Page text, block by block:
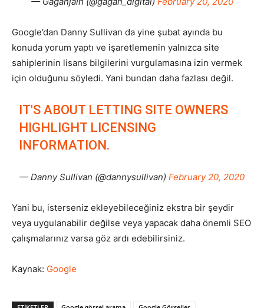
Google’dan Danny Sullivan da yine şubat ayında bu
konuda yorum yaptı ve işaretlemenin yalnızca site
sahiplerinin lisans bilgilerini vurgulamasına izin vermek
için olduğunu söyledi. Yani bundan daha fazlası değil.
IT'S ABOUT LETTING SITE OWNERS
HIGHLIGHT LICENSING
INFORMATION.
— Danny Sullivan (@dannysullivan) February 20, 2020
Yani bu, isterseniz ekleyebileceğiniz ekstra bir şeydir
veya uygulanabilir değilse veya yapacak daha önemli SEO
çalışmalarınız varsa göz ardı edebilirsiniz.
Kaynak: Google